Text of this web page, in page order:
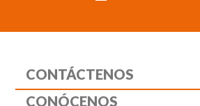
CONTÁCTENOS
CONÓCENOS